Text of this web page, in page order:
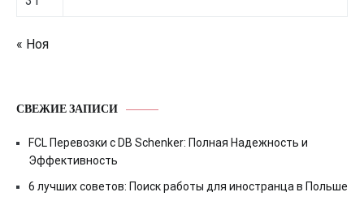
« Ноя
СВЕЖИЕ ЗАПИСИ
FCL Перевозки с DB Schenker: Полная Надежность и
Эффективность
6 лучших советов: Поиск работы для иностранца в Польше